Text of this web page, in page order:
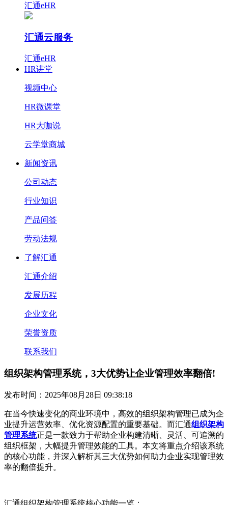
汇通eHR
汇通云服务
汇通eHR
HR讲堂
视频中心
HR微课堂
HR大咖说
云学堂商城
新闻资讯
公司动态
行业知识
产品问答
劳动法规
了解汇通
汇通介绍
发展历程
企业文化
荣誉资质
联系我们
组织架构管理系统，3大优势让企业管理效率翻倍!
发布时间：2025年08月28日 09:38:18
在当今快速变化的商业环境中，高效的组织架构管理已成为企
业提升运营效率、优化资源配置的重要基础。 而汇通组织架构
管理系统正是一款致力于帮助企业构建清晰、灵活、可追溯的
组织框架，大幅提升管理效能的工具。本文将重点介绍该系统
的核心功能，并深入解析其三大优势如何助力企业实现管理效
率的翻倍提升。
汇通组织架构管理系统核心功能一览：